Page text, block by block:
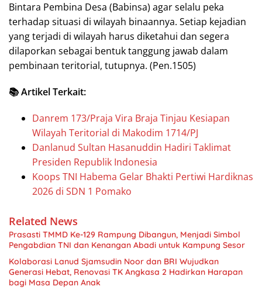
Bintara Pembina Desa (Babinsa) agar selalu peka
terhadap situasi di wilayah binaannya. Setiap kejadian
yang terjadi di wilayah harus diketahui dan segera
dilaporkan sebagai bentuk tanggung jawab dalam
pembinaan teritorial, tutupnya. (Pen.1505)
📚 Artikel Terkait:
Danrem 173/Praja Vira Braja Tinjau Kesiapan
Wilayah Teritorial di Makodim 1714/PJ
Danlanud Sultan Hasanuddin Hadiri Taklimat
Presiden Republik Indonesia
Koops TNI Habema Gelar Bhakti Pertiwi Hardiknas
2026 di SDN 1 Pomako
Related News
Prasasti TMMD Ke-129 Rampung Dibangun, Menjadi Simbol
Pengabdian TNI dan Kenangan Abadi untuk Kampung Sesor
Kolaborasi Lanud Sjamsudin Noor dan BRI Wujudkan
Generasi Hebat, Renovasi TK Angkasa 2 Hadirkan Harapan
bagi Masa Depan Anak